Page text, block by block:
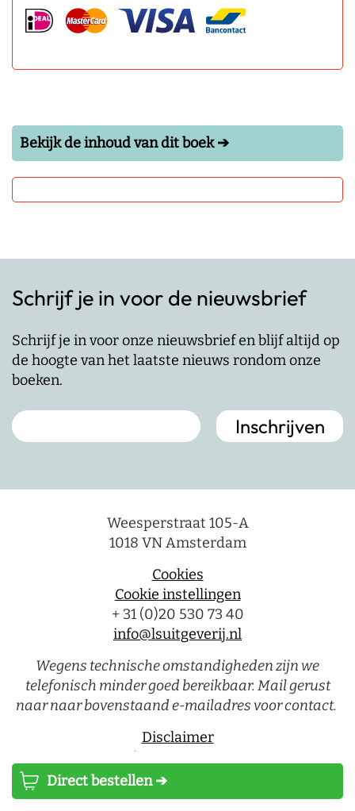
Direct bestellen ➔
Bekijk de inhoud van dit boek ➔
Schrijf je in voor de nieuwsbrief
Schrijf je in voor onze nieuwsbrief en blijf altijd op
de hoogte van het laatste nieuws rondom onze
boeken.
Weesperstraat 105-A
1018 VN Amsterdam
Cookies
Cookie instellingen
+ 31 (0)20 530 73 40
info@lsuitgeverij.nl
Wegens technische omstandigheden zijn we
telefonisch minder goed bereikbaar. Mail gerust
naar naar bovenstaand e-mailadres voor contact.
Disclaimer
Privacystatement
Luitingh-Sijthoff © 2026